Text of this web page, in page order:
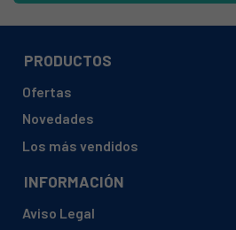
PRODUCTOS
Ofertas
Novedades
Los más vendidos
INFORMACIÓN
Aviso Legal